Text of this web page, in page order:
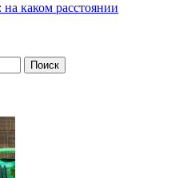
каком расстоянии